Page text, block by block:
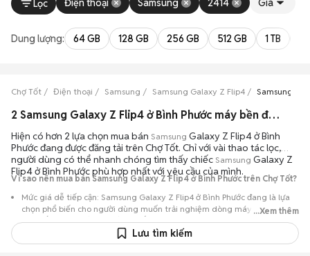
Lọc Điện thoại Samsung 2414 Giá
Dung lượng: 64 GB 128 GB 256 GB 512 GB 1 TB
Chợ Tốt Điện thoại Samsung Samsung Galaxy Z Flip4 Samsung
2 Samsung Galaxy Z Flip4 ở Bình Phước máy bền đẹp đang bán 08/2026
Hiện có hơn 2 lựa chọn mua bán Samsung Galaxy Z Flip4 ở Bình
Phước đang được đăng tải trên Chợ Tốt. Chỉ với vài thao tác lọc,
người dùng có thể nhanh chóng tìm thấy chiếc Samsung Galaxy Z
Flip4 ở Bình Phước phù hợp nhất với yêu cầu của mình.
Vì sao nên mua bán Samsung Galaxy Z Flip4 ở Bình Phước trên Chợ Tốt?
Mức giá dễ tiếp cận: Samsung Galaxy Z Flip4 ở Bình Phước đang là lựa
chọn phổ biến cho người dùng muốn trải nghiệm dòng máy này với chi
phí thấp hơn so với khi mới ra mắt.
Nguồn cung phong phú: Dễ dàng tìm thấySamsung
...Xem thêm
Lưu tìm kiếm